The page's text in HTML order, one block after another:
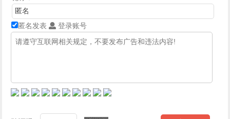
匿名发表 登录账号